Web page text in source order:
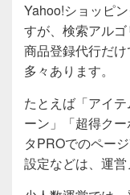
Yahoo!ショッピ
すが、検索アルゴ
商品登録代行だ
多々あります。
たとえば「アイ
ーン」「超得ク
タPROでのペー
設定などは、運営